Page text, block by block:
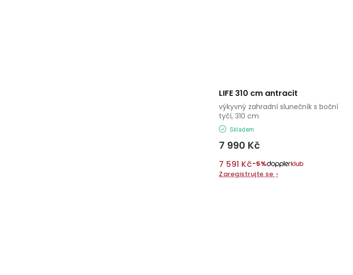
LIFE 310 cm antracit
Skladem
7 990 Kč
7 591 Kč−5%
Zaregistrujte se ›
výkyvný zahradní slunečník s boční
tyčí, 310 cm